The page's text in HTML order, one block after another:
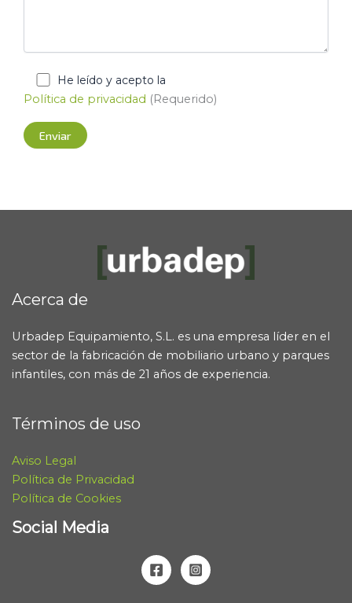
He leído y acepto la
Política de privacidad (Requerido)
Acerca de
Urbadep Equipamiento, S.L. es una empresa líder en el
sector de la fabricación de mobiliario urbano y parques
infantiles, con más de 21 años de experiencia.
Términos de uso
Aviso Legal
Política de Privacidad
Política de Cookies
Social Media